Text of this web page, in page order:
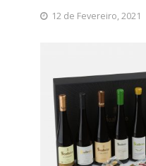
12 de Fevereiro, 2021